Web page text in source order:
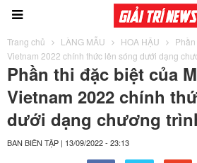
Trang chủ LÀNG MẪU HOA HẬU
Vietnam 2022 chính thức lên sóng dưới dạng
Phần thi đặc biệt của
Vietnam 2022 chính
dưới dạng chương
BAN BIÊN TẬP | 13/09/2022 - 23:13